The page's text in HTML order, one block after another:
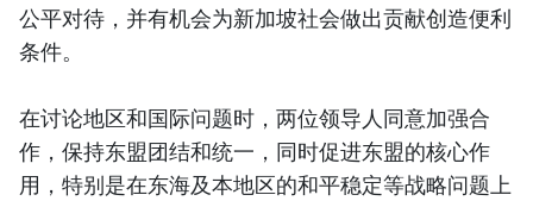
公平对待，并有机会为新加坡社会做出贡献创造便利
条件。
在讨论地区和国际问题时，两位领导人同意加强合
作，保持东盟团结和统一，同时促进东盟的核心作
用，特别是在东海及本地区的和平稳定等战略问题上